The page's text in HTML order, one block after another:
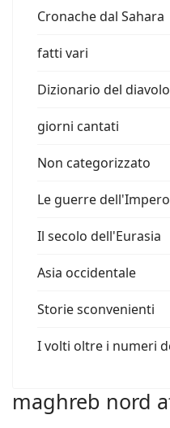
Cronache dal Sahara
fatti vari
Dizionario del diavolo
giorni cantati
Non categorizzato
Le guerre
Il secolo dell'Eurasia
Asia occidentale
Storie sconvenienti
I volti oltre i numeri
maghreb nord